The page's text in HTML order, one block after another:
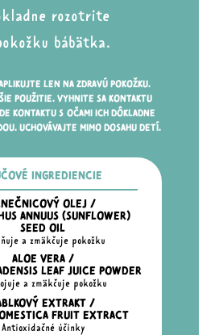
rozotrite
bábätka.
LEN NA ZDRAVÚ POKOŽKU.
POUŽITIE. VYHNITE SA KONTAKTU
KONTAKTU S OČAMI ICH DÔKLADNE
UCHOVÁVAJTE MIMO DOSAHU DETÍ.
INGREDIENCIE
OLEJ /
ANNUUS (SUNFLOWER)
SEED OIL
a zmäkčuje pokožku
ALOE VERA /
LEAF JUICE POWDER
a zmäkčuje pokožku
EXTRAKT /
FRUIT EXTRACT
Antioxidačné účinky